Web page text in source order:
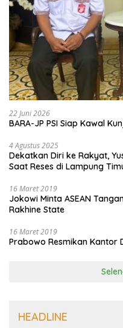
22 Juni 2026
BARA-JP PSI Siap Kawal
4 Agustus 2025
Dekatkan Diri ke Rakyat,
Saat Reses di Lampung
16 Maret 2019
Jokowi Minta ASEAN
Rakhine State
16 Maret 2019
Prabowo Resmikan Kantor
HEADLINE